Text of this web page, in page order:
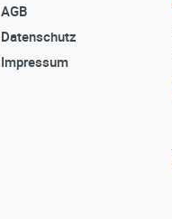
AGB
Datenschutz
Impressum